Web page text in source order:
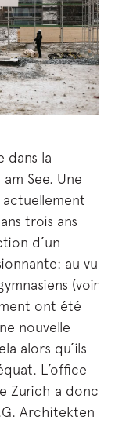
dans la
See. Une
trois ans
d’un
au vu
(voir
ont été
nouvelle
alors qu’ils
L’office
Zurich a donc
Architekten